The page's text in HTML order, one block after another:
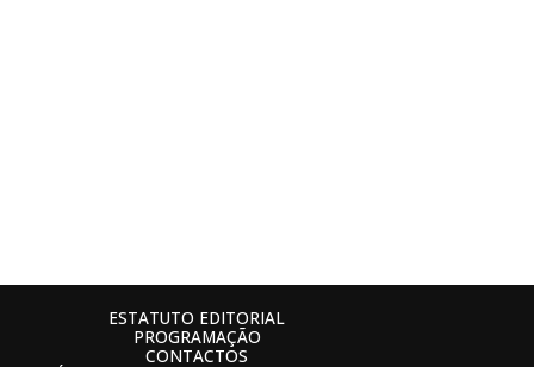
ESTATUTO EDITORIAL
PROGRAMAÇÃO
CONTACTOS